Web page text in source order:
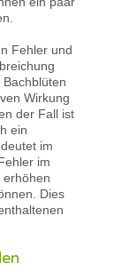
Fehler und
Wirkung
der Fall ist
ein
im
im
erhöhen
Dies